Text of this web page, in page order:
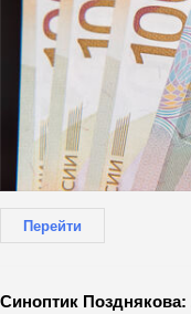
Перейти
Синоптик